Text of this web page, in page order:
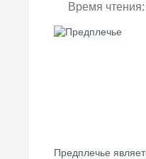
Время
Предплечье